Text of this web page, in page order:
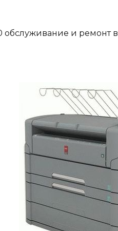
обслуживание и ремонт